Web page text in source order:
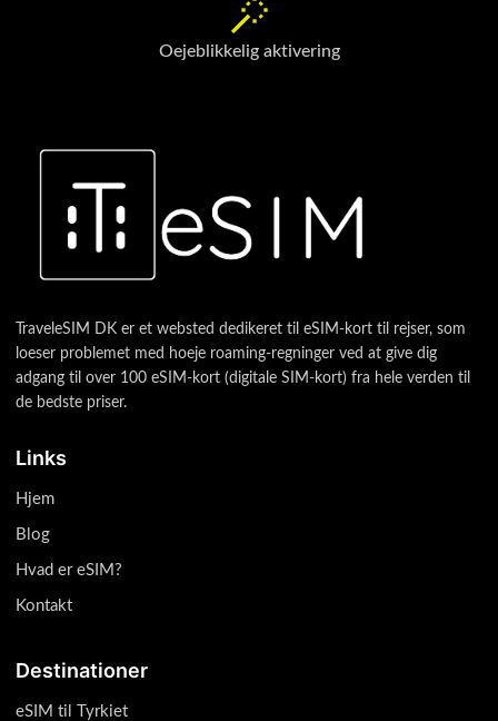
Oejeblikkelig aktivering
TraveleSIM DK er et websted dedikeret til eSIM-kort til rejser, som
loeser problemet med hoeje roaming-regninger ved at give dig
adgang til over 100 eSIM-kort (digitale SIM-kort) fra hele verden til
de bedste priser.
Links
Hjem
Blog
Hvad er eSIM?
Kontakt
Destinationer
eSIM til Tyrkiet